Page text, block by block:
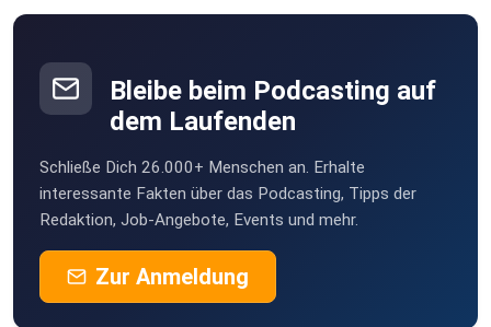
Bleibe beim Podcasting auf
dem Laufenden
Schließe Dich 26.000+ Menschen an. Erhalte
interessante Fakten über das Podcasting, Tipps der
Redaktion, Job-Angebote, Events und mehr.
Zur Anmeldung